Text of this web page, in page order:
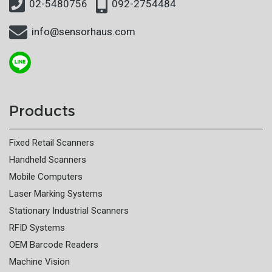
02-5480756 092-2754484
info@sensorhaus.com
Products
Fixed Retail Scanners
Handheld Scanners
Mobile Computers
Laser Marking Systems
Stationary Industrial Scanners
RFID Systems
OEM Barcode Readers
Machine Vision